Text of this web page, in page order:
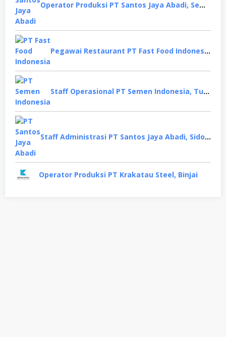
Operator Produksi PT Santos Jaya Abadi, Semarang
Pegawai Restaurant PT Fast Food Indonesia, Surabaya
Staff Operasional PT Semen Indonesia, Tuban
Staff Administrasi PT Santos Jaya Abadi, Sidoarjo
Operator Produksi PT Krakatau Steel, Binjai